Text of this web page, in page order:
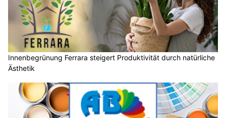
Innenbegrünung Ferrara steigert Produktivität durch natürliche
Ästhetik